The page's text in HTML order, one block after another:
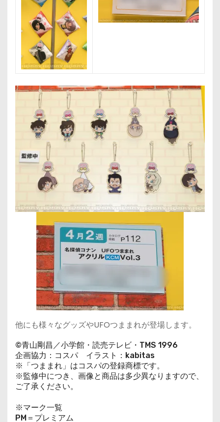
他にも様々なグッズやUFOつままれが登場します。
©青山剛昌／小学館・読売テレビ・TMS 1996
企画協力：コスパ イラスト：kabitas
※「つままれ」はコスパの登録商標です。
※監修中につき、画像と商品は多少異なりますので、
ご了承ください。
※マーク一覧
PM＝プレミアム